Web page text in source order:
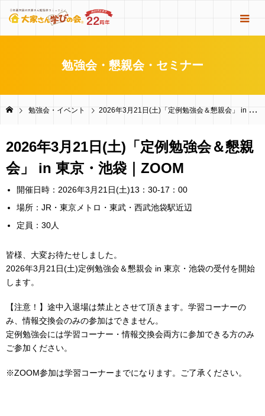
勉強会・懇親会・セミナー
勉強会・イベント 2026年3月21日(土)「定例勉強会＆懇親会」 in 東京・池袋｜ZOOM
2026年3月21日(土)「定例勉強会＆懇親
会」 in 東京・池袋｜ZOOM
開催日時：2026年3月21日(土)13：30-17：00
場所：JR・東京メトロ・東武・西武池袋駅近辺
定員：30人
皆様、大変お待たせしました。
2026年3月21日(土)定例勉強会＆懇親会 in 東京・池袋の受付を開始
します。
【注意！】途中入退場は禁止とさせて頂きます。学習コーナーの
み、情報交換会のみの参加はできません。
定例勉強会には学習コーナー・情報交換会両方に参加できる方のみ
ご参加ください。
※ZOOM参加は学習コーナーまでになります。ご了承ください。